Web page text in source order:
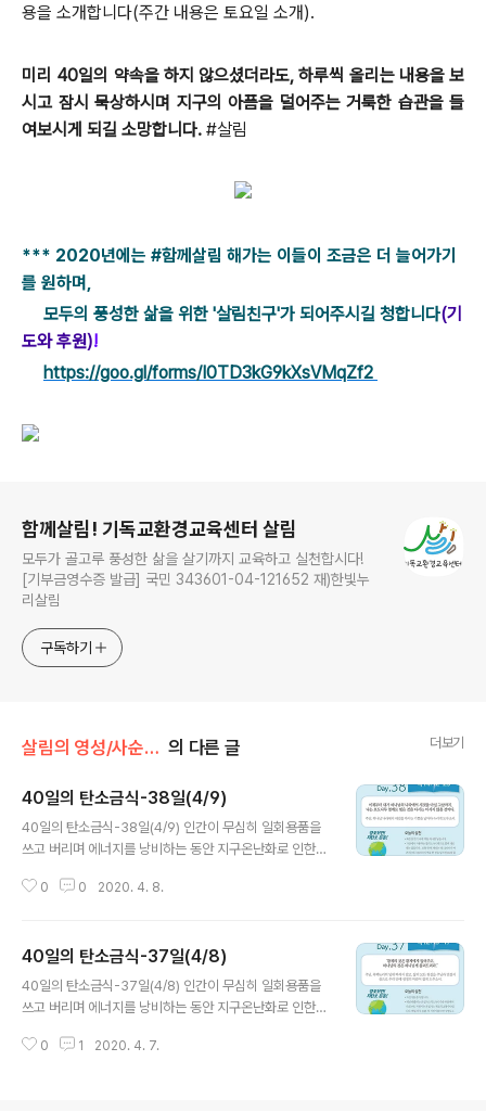
용을 소개합니다(주간 내용은 토요일 소개).
미리 40일의 약속을 하지 않으셨더라도, 하루씩 올리는 내용을 보
시고 잠시 묵상하시며 지구의 아픔을 덜어주는 거룩한 습관을 들
여보시게 되길 소망합니다. #살림
*** 2020년에는 #함께살림 해가는 이들이 조금은 더 늘어가기
를 원하며,
모두의 풍성한 삶을 위한 '살림친구'가 되어주시길 청합니다(기
도와 후원)!
https://goo.gl/forms/I0TD3kG9kXsVMqZf2
함께살림! 기독교환경교육센터 살림
모두가 골고루 풍성한 삶을 살기까지 교육하고 실천합시다!
[기부금영수증 발급] 국민 343601-04-121652 재)한빛누
리살림
구독하기
살림의 영성/사순절 탄소금식 묵상 의 다른 글 더보기
40일의 탄소금식-38일(4/9)
40일의 탄소금식-38일(4/9) 인간이 무심히 일회용품을
쓰고 버리며 에너지를 낭비하는 동안 지구온난화로 인한
다. 호주에서 5개월이 넘도록 이어졌던 대형 산불도, 이번
0 0 2020. 4. 8.
40일의 탄소금식-37일(4/8)
40일의 탄소금식-37일(4/8) 인간이 무심히 일회용품을
쓰고 버리며 에너지를 낭비하는 동안 지구온난화로 인한
다. 호주에서 5개월이 넘도록 이어졌던 대형 산불도, 이번
0 1 2020. 4. 7.